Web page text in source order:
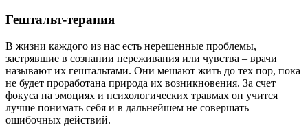
Гештальт-терапия
В жизни каждого из нас есть нерешенные проблемы,
застрявшие в сознании переживания или чувства – врачи
называют их гештальтами. Они мешают жить до тех пор, пока
не будет проработана природа их возникновения. За счет
фокуса на эмоциях и психологических травмах он учится
лучше понимать себя и в дальнейшем не совершать
ошибочных действий.